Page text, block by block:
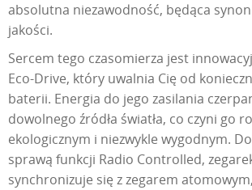
absolutna niezawodność, będąca
jakości.
Sercem tego czasomierza jest
Eco-Drive, który uwalnia Cię od
baterii. Energia do jego zasilania
dowolnego źródła światła, co czyni go
ekologicznym i niezwykle wygodnym.
sprawą funkcji Radio Controlled,
synchronizuje się z zegarem